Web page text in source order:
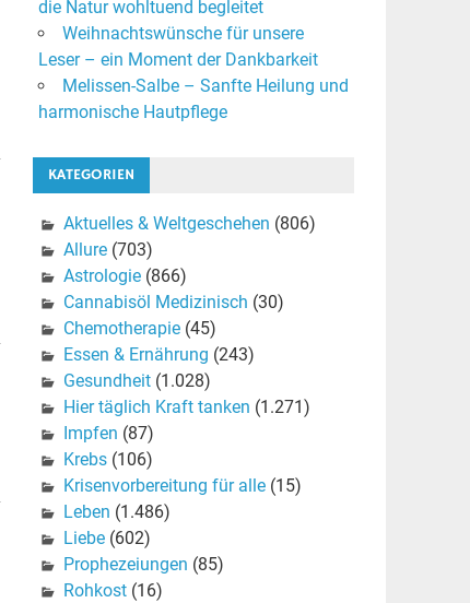
die Natur wohltuend begleitet
Weihnachtswünsche für unsere
Leser – ein Moment der Dankbarkeit
Melissen-Salbe – Sanfte Heilung und
harmonische Hautpflege
KATEGORIEN
Aktuelles & Weltgeschehen (806)
Allure(703)
Astrologie(866)
Cannabisöl Medizinisch (30)
Chemotherapie(45)
Essen & Ernährung (243)
Gesundheit(1.028)
Hier täglich Kraft tanken (1.271)
Impfen (87)
Krebs(106)
Krisenvorbereitung für alle(15)
Leben (1.486)
Liebe(602)
Prophezeiungen (85)
Rohkost(16)